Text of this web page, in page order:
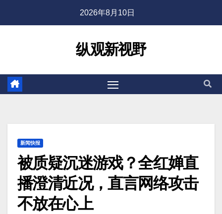
2026年8月10日
纵观新视野
新闻快报
被质疑沉迷游戏？全红婵直
播澄清近况，直言网络攻击
不放在心上